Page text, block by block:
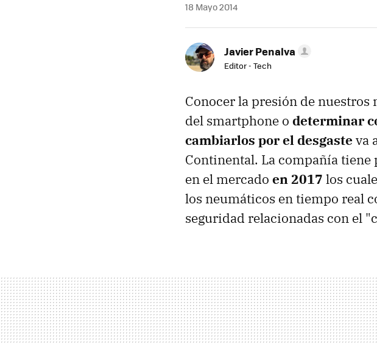
18 Mayo 2014
Javier Penalva
Editor - Tech
Conocer la presión de
del smartphone o determinar
cambiarlos por el desgaste va
Continental. La compañía
en el mercado en 2017 los
los neumáticos en tiempo real
seguridad relacionadas con el